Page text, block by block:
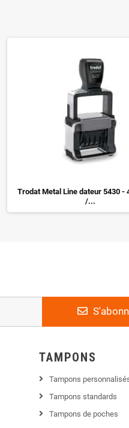
Trodat Metal Line dateur 5430 -
/...
TAMPONS
Tampons
Tampons standards
Tampons de poches